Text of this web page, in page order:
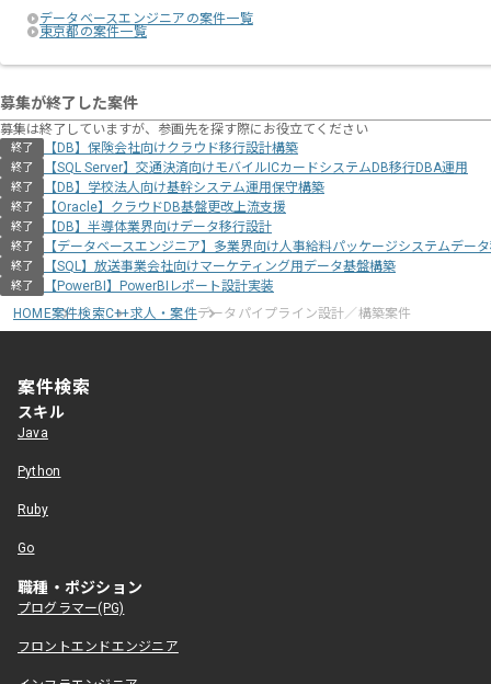
データベースエンジニアの案件一覧
東京都の案件一覧
募集が終了した案件
募集は終了していますが、参画先を探す際にお役立てください
終了 【DB】保険会社向けクラウド移行設計構築
終了 【SQL Server】交通決済向けモバイルICカードシステムDB移行DBA運用
終了 【DB】学校法人向け基幹システム運用保守構築
終了 【Oracle】クラウドDB基盤更改上流支援
終了 【DB】半導体業界向けデータ移行設計
終了 【データベースエンジニア】多業界向け人事給料パッケージシステムデー
終了 【SQL】放送事業会社向けマーケティング用データ基盤構築
終了
【PowerBI】PowerBIレポート設計実装
HOME案件検索C++求人・案件データパイプライン設計／構築案件
案件検索
スキル
Java
Python
Ruby
Go
職種・ポジション
プログラマー(PG)
フロントエンドエンジニア